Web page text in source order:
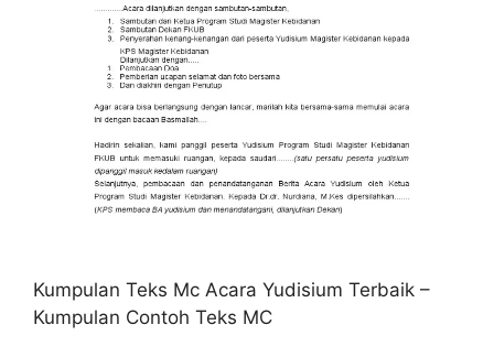
Kumpulan Teks Mc Acara Yudisium Terbaik –
Kumpulan Contoh Teks MC